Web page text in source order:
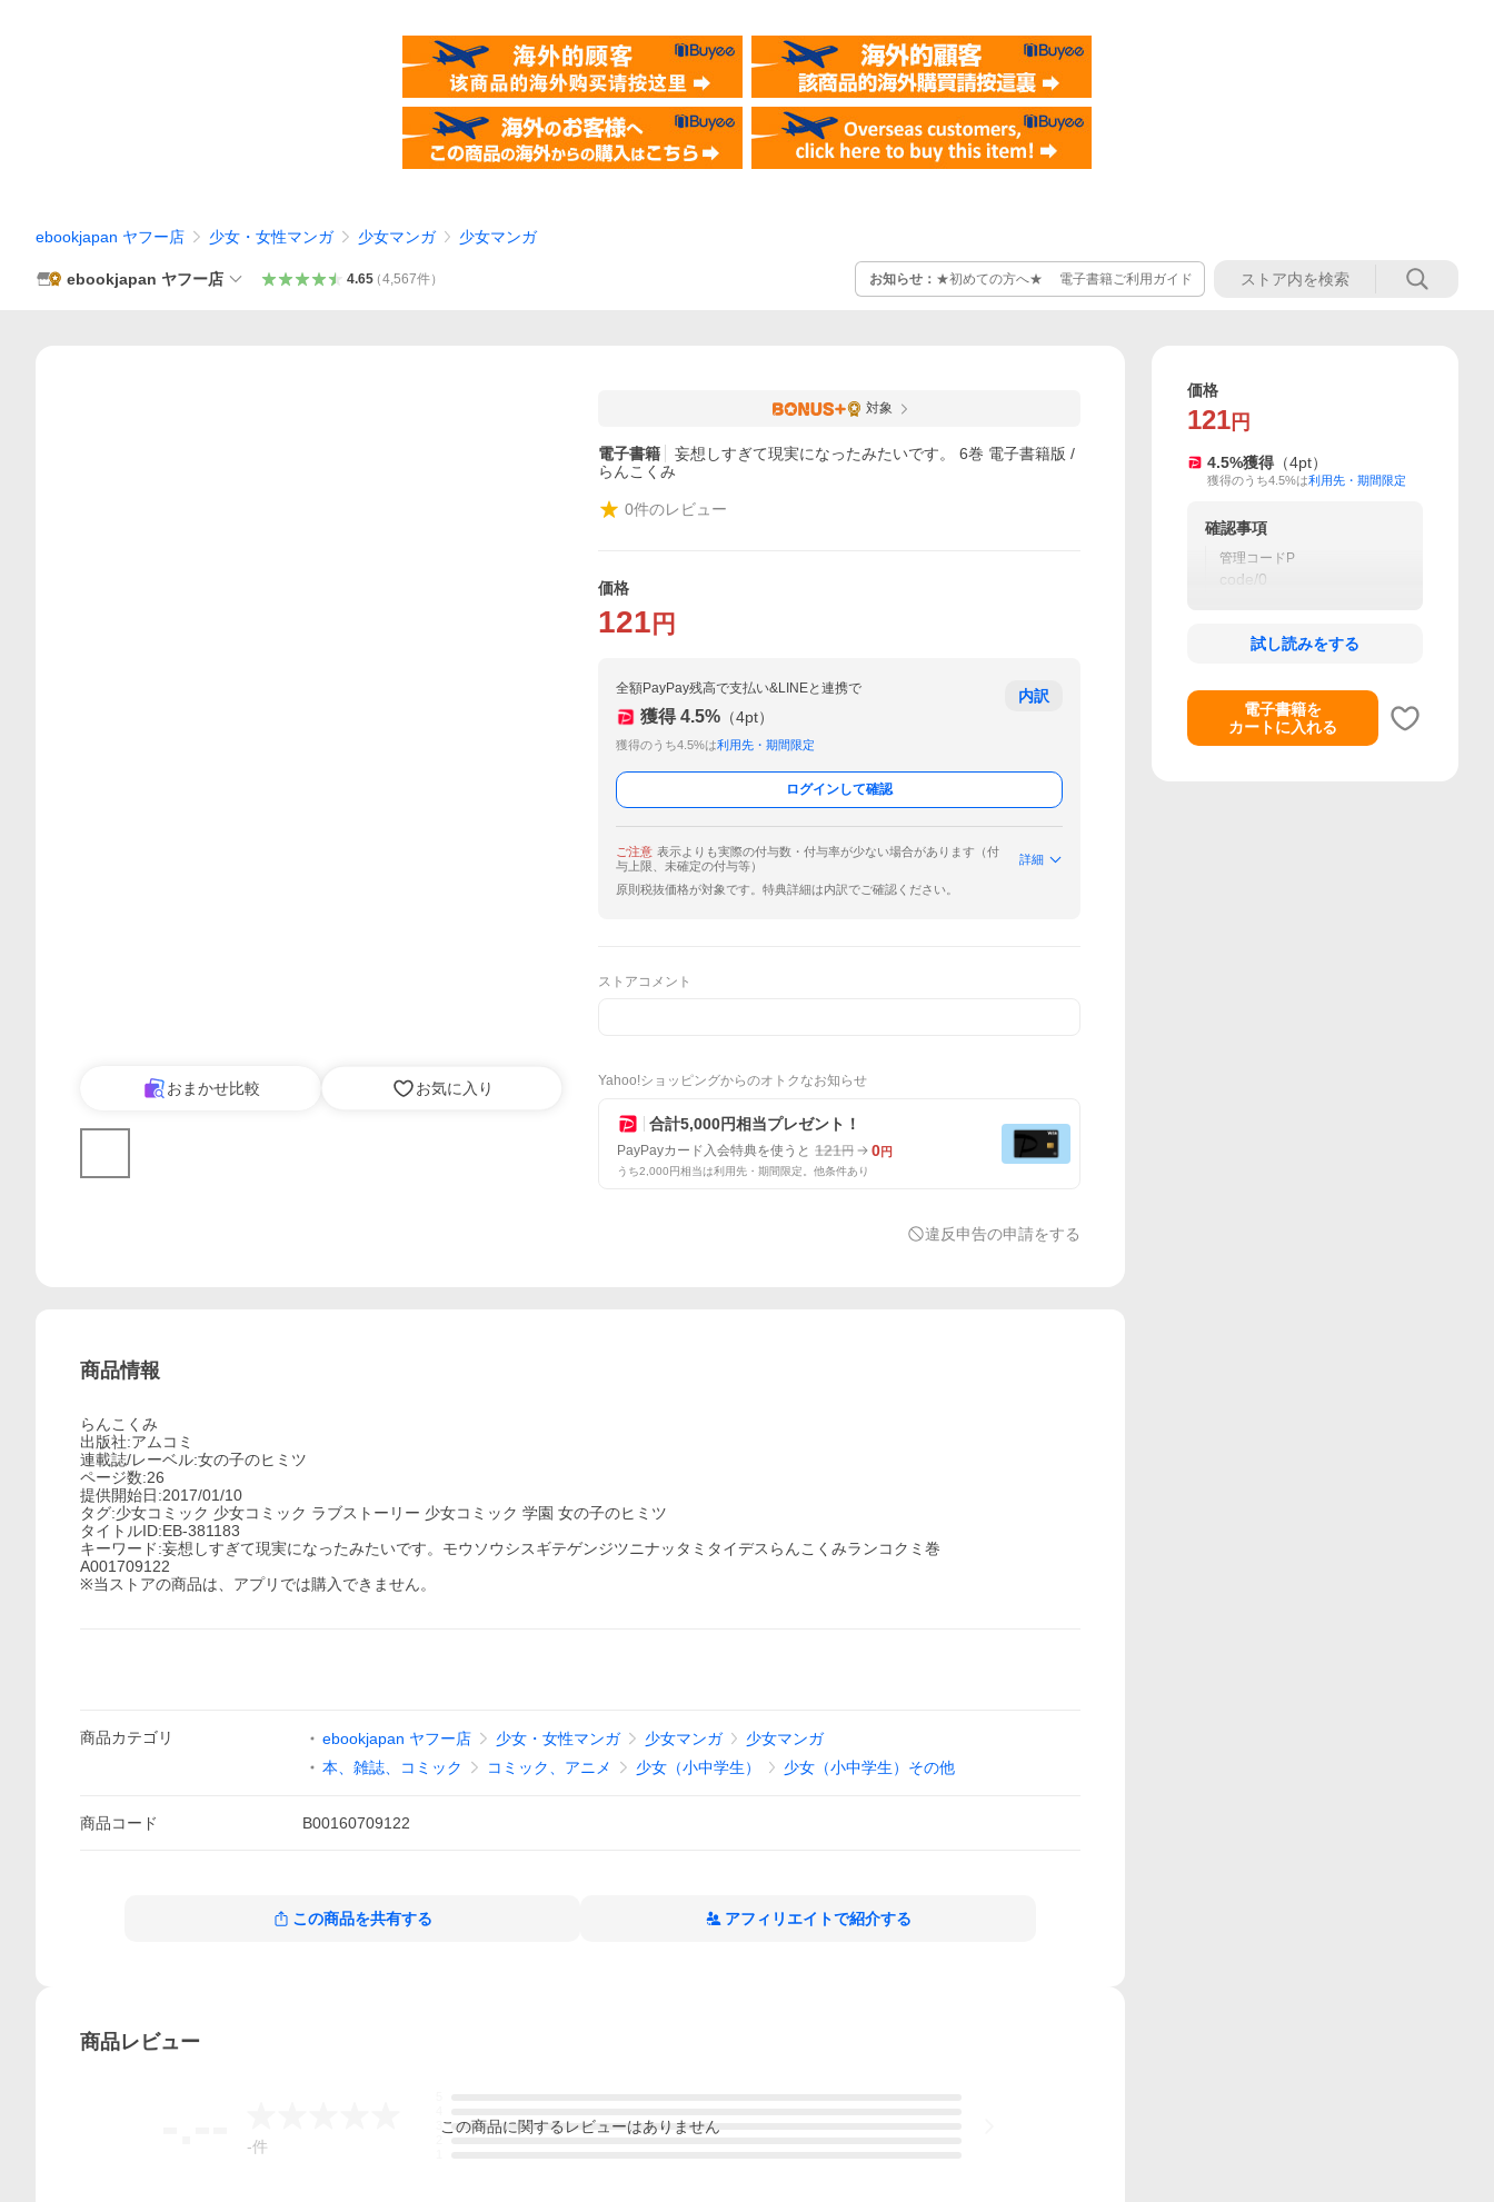
ebookjapan ヤフー店 少女・女性マンガ 少女マンガ 少女マンガ
ebookjapan ヤフー店 4.65（4,567件） お知らせ： ★初めての方へ★ 電子書籍ご利用ガイド
おまかせ比較 お気に入り
対象
電子書籍
妄想しすぎて現実になったみたいです。 6巻 電子書籍版 /
らんこくみ
0件のレビュー
価格
121 円
全額PayPay残高で支払い&LINEと連携で
獲得 4.5% （4pt）
獲得のうち4.5%は利用先・期間限定
内訳
ログインして確認
ご注意 表示よりも実際の付与数・付与率が少ない場合があります（付
与上限、未確定の付与等）
詳細
原則税抜価格が対象です。特典詳細は内訳でご確認ください。
ストアコメント
Yahoo!ショッピングからのオトクなお知らせ
合計5,000円相当プレゼント！
PayPayカード入会特典を使うと 121円 0円
うち2,000円相当は利用先・期間限定。他条件あり
違反申告の申請をする
商品情報
らんこくみ
出版社:アムコミ
連載誌/レーベル:女の子のヒミツ
ページ数:26
提供開始日:2017/01/10
タグ:少女コミック 少女コミック ラブストーリー 少女コミック 学園 女の子のヒミツ
タイトルID:EB-381183
キーワード:妄想しすぎて現実になったみたいです。モウソウシスギテゲンジツニナッタミタイデスらんこくみランコクミ巻
A001709122
※当ストアの商品は、アプリでは購入できません。
商品カテゴリ ebookjapan ヤフー店 少女・女性マンガ 少女マンガ
少女マンガ
本、雑誌、コミック
コミック、アニメ 少女（小中学生） 少女（小中学生）その他
商品コード B00160709122
この商品を共有する アフィリエイトで紹介する
商品レビュー
-件
この商品に関するレビューはありません
価格
121 円
4.5%獲得 （4pt）
獲得のうち4.5%は利用先・期間限定
確認事項
管理コードP
code/0
試し読みをする
電子書籍を
カートに入れる